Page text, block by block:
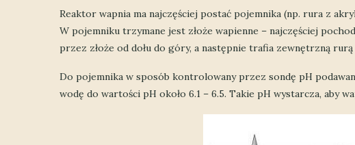
Reaktor wapnia ma najczęściej postać pojemnika (np. rura z
W pojemniku trzymane jest złoże wapienne – najczęściej
przez złoże od dołu do góry, a następnie trafia zewnętrzną
Do pojemnika w sposób kontrolowany przez sondę pH
wodę do wartości pH około 6.1 – 6.5. Takie pH wystarcza, aby